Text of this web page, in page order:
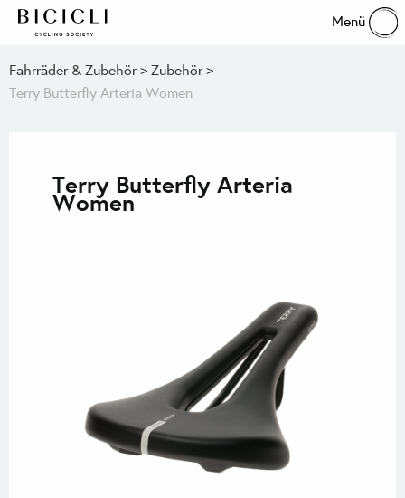
Menü
Fahrräder & Zubehör
Zubehör
Terry Butterfly Arteria Women
Terry Butterfly Arteria
Women